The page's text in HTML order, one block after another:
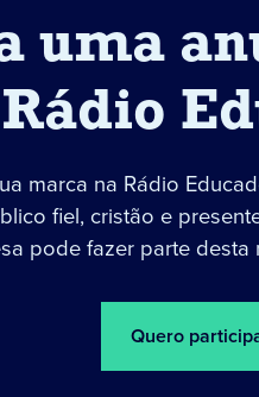
uma
marca na Rádio
fiel, cristão e
pode fazer parte
Quero